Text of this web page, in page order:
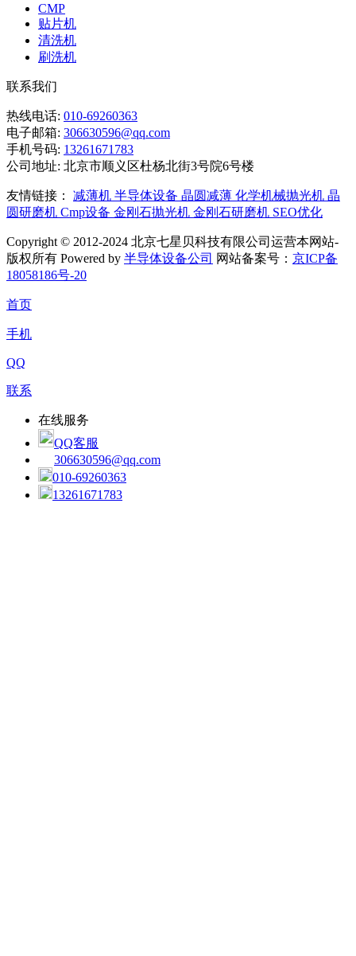
CMP
贴片机
清洗机
刷洗机
联系我们
热线电话: 010-69260363
电子邮箱: 306630596@qq.com
手机号码: 13261671783
公司地址: 北京市顺义区杜杨北街3号院6号楼
友情链接： 减薄机 半导体设备 晶圆减薄 化学机械抛光机 晶
圆研磨机 Cmp设备 金刚石抛光机 金刚石研磨机 SEO优化
Copyright © 2012-2024 北京七星贝科技有限公司运营本网站-
版权所有 Powered by 半导体设备公司 网站备案号： 京ICP备
18058186号-20
首页
手机
QQ
联系
在线服务
QQ客服
306630596@qq.com
010-69260363
13261671783